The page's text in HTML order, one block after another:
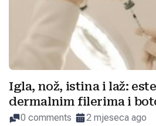
Igla, nož, istina i laž:
dermalnim filerima i
0 comments 2 mjeseca ago